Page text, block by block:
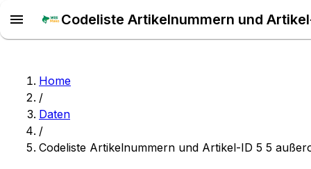
Codeliste Artikelnummern und
Home
/
Daten
/
Codeliste Artikelnummern und Artikel-ID 5 5